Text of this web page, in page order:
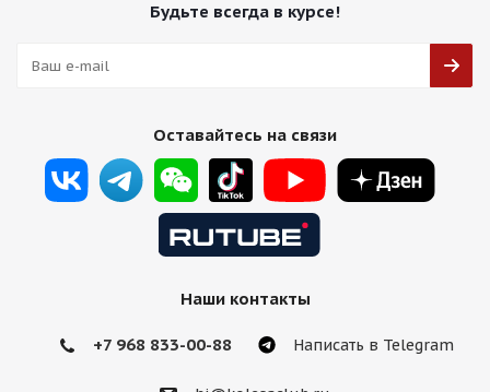
Будьте всегда в курсе!
Оставайтесь на связи
Наши контакты
+7 968 833-00-88 Написать в Telegram